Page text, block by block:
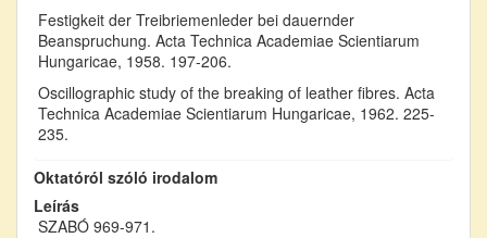
Festigkeit der Treibriemenleder bei dauernder
Beanspruchung. Acta Technica Academiae Scientiarum
Hungaricae, 1958. 197-206.
Oscillographic study of the breaking of leather fibres. Acta
Technica Academiae Scientiarum Hungaricae, 1962. 225-
235.
Oktatóról szóló irodalom
Leírás
SZABÓ 969-971.